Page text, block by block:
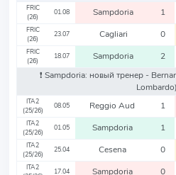
FRIC
(26)
01.08 Sampdoria 1
FRIC
(26)
23.07 Cagliari 0
FRIC
(26)
18.07 Sampdoria 2
❗️ Sampdoria: новый тренер -
Lombardo)
ITA2
(25/26)
08.05 Reggio Aud 1
ITA2
(25/26)
01.05 Sampdoria 1
ITA2
(25/26)
25.04 Cesena 0
ITA2
17.04 Sampdoria 0